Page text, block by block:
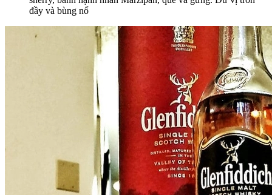
đầy và bùng nổ